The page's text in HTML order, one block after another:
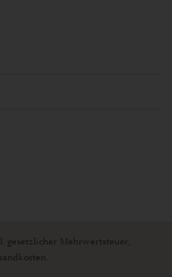
gesetzlicher Mehrwertsteuer,